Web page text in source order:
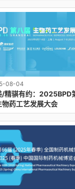
08-04
/精骐有约：2025BPD
物药工艺发展大会